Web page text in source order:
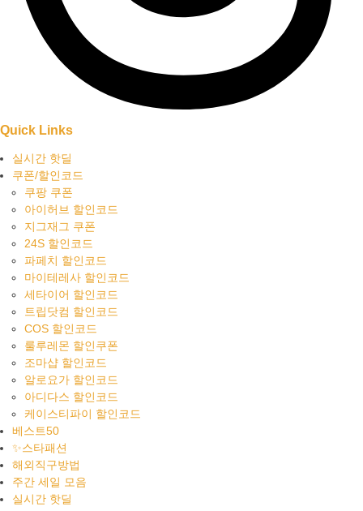
Quick Links
실시간 핫딜
쿠폰/할인코드
쿠팡 쿠폰
아이허브 할인코드
지그재그 쿠폰
24S 할인코드
파페치 할인코드
마이테레사 할인코드
세타이어 할인코드
트립닷컴 할인코드
COS 할인코드
룰루레몬 할인쿠폰
조마샵 할인코드
알로요가 할인코드
아디다스 할인코드
케이스티파이 할인코드
베스트50
✨스타패션
해외직구방법
주간 세일 모음
실시간 핫딜